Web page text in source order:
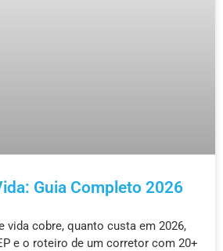
Guia Completo 2026
vida cobre, quanto custa em 2026,
e o roteiro de um corretor com 20+